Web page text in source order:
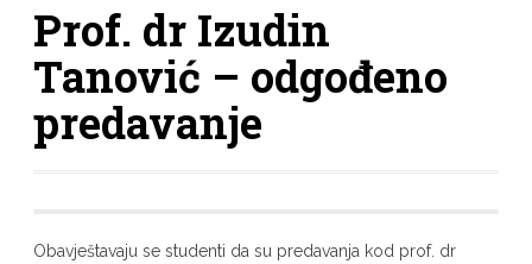
Prof. dr Izudin
Tanović – odgođeno
predavanje
Obavještavaju se studenti da su predavanja kod prof. dr